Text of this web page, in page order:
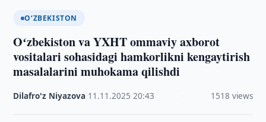
O‘ZBEKISTON
Oʻzbekiston va YXHT ommaviy axborot
vositalari sohasidagi hamkorlikni kengaytirish
masalalarini muhokama qilishdi
Dilafro'z Niyazova 11.11.2025 ·20:43 1518 views